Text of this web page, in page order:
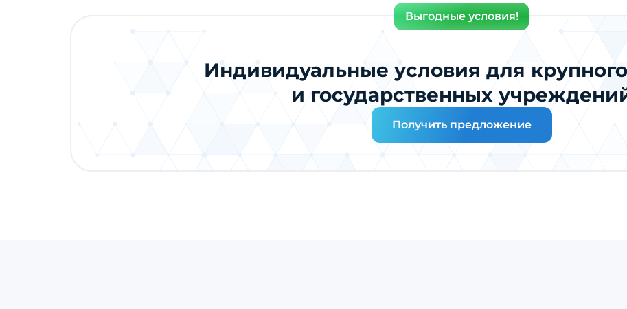
Выгодные условия!
Индивидуальные условия для
и государственных
Получить предложение